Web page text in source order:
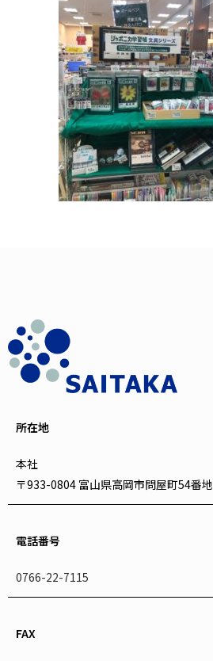
所在地
本社
〒933-0804 富山県高岡市問屋町54番地
電話番号
0766-22-7115
FAX